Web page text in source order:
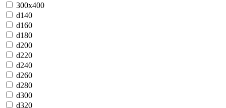
300х400
d140
d160
d180
d200
d220
d240
d260
d280
d300
d320